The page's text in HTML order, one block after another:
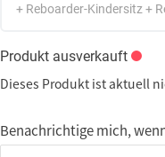
+ Reboarder-Kindersitz +
Produkt ausverkauft
Dieses Produkt ist aktuell
Benachrichtige mich,